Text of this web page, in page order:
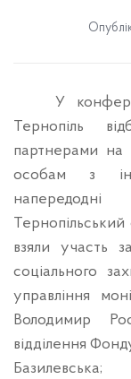
У
Тернопіль
партнерами на
особам з
взяли участь
соціального
управління
Володимир
відділення